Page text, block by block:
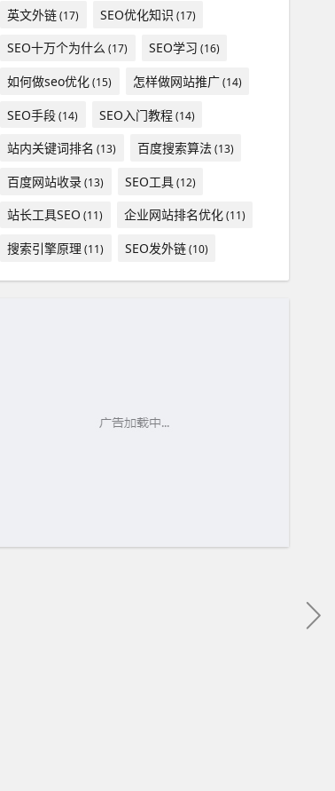
英文外链(17) SEO优化知识 (17)
SEO十万个为什么 (17) SEO学习 (16)
如何做seo优化(15) 怎样做网站推广(14)
SEO手段(14) SEO入门教程(14)
站内关键词排名 (13) 百度搜索算法(13)
百度网站收录(13) SEO工具(12)
站长工具SEO (11) 企业网站排名优化(11)
搜索引擎原理 (11) SEO发外链(10)